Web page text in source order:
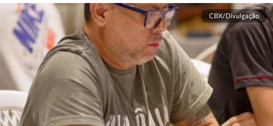
CBX/Divulgação